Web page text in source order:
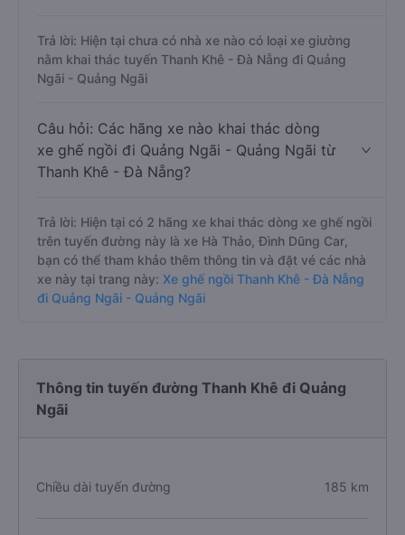
Trả lời: Hiện tại chưa có nhà xe nào có loại xe giường
nằm khai thác tuyến Thanh Khê - Đà Nẵng đi Quảng
Ngãi - Quảng Ngãi
Câu hỏi: Các hãng xe nào khai thác dòng
xe ghế ngồi đi Quảng Ngãi - Quảng Ngãi từ
Thanh Khê - Đà Nẵng?
Trả lời: Hiện tại có 2 hãng xe khai thác dòng xe ghế ngồi
trên tuyến đường này là xe Hà Thảo, Đình Dũng Car,
bạn có thể tham khảo thêm thông tin và đặt vé các nhà
xe này tại trang này: Xe ghế ngồi Thanh Khê - Đà Nẵng
đi Quảng Ngãi - Quảng Ngãi
Thông tin tuyến đường Thanh Khê đi Quảng
Ngãi
Chiều dài tuyến đường 185 km